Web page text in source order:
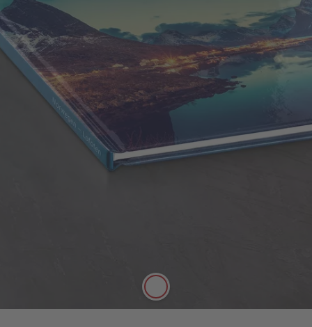
Couverture rigide
Très résistante grâce à une fabrication de haute
qualité, elle protège durablement vos plus belles
créations photo.
Ultra haute résistance
Le recto, le verso et la tranche sont
entièrement personnalisables